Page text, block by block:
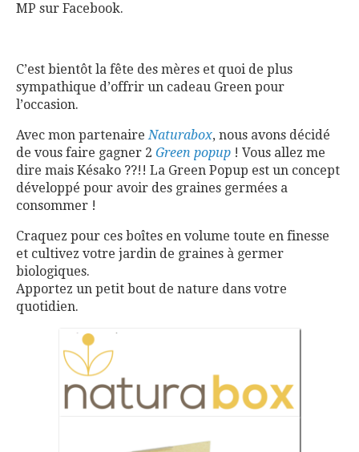
MP sur Facebook.
C’est bientôt la fête des mères et quoi de plus
sympathique d’offrir un cadeau Green pour
l’occasion.
Avec mon partenaireNaturabox, nous avons décidé
de vous faire gagner 2 Green popup ! Vous allez me
dire mais Késako ??!! La Green Popup est un concept
développé pour avoir des graines germées a
consommer !
Craquez pour ces boîtes en volume toute en finesse
et cultivez votre jardin de graines à germer
biologiques.
Apportez un petit bout de nature dans votre
quotidien.